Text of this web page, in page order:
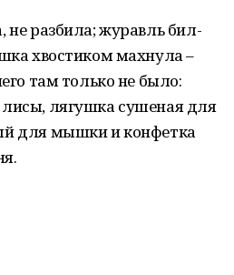
не разбила; журавль бил-
хвостиком махнула –
там только не было:
лягушка сушеная для
для мышки и конфетка